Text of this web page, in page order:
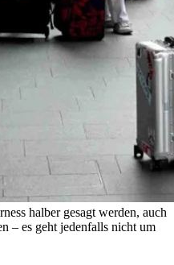
halber gesagt werden, auch
– es geht jedenfalls nicht um